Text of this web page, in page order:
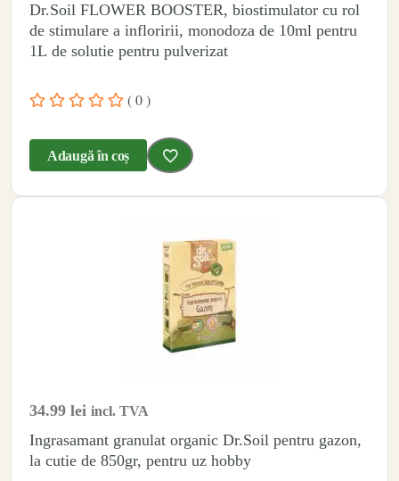
Dr.Soil FLOWER BOOSTER, biostimulator cu rol
de stimulare a infloririi, monodoza de 10ml pentru
1L de solutie pentru pulverizat
( 0 )
Adaugă în coș
34.99 lei incl. TVA
Ingrasamant granulat organic Dr.Soil pentru gazon,
la cutie de 850gr, pentru uz hobby